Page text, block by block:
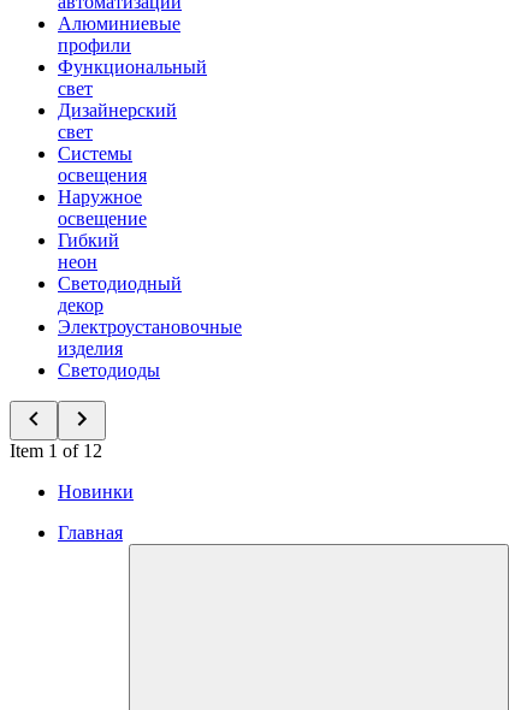
Алюминиевые
профили
Функциональный
свет
Дизайнерский
свет
Системы
освещения
Наружное
освещение
Гибкий
неон
Светодиодный
декор
Электроустановочные
изделия
Светодиоды
Item 1 of 12
Новинки
Главная